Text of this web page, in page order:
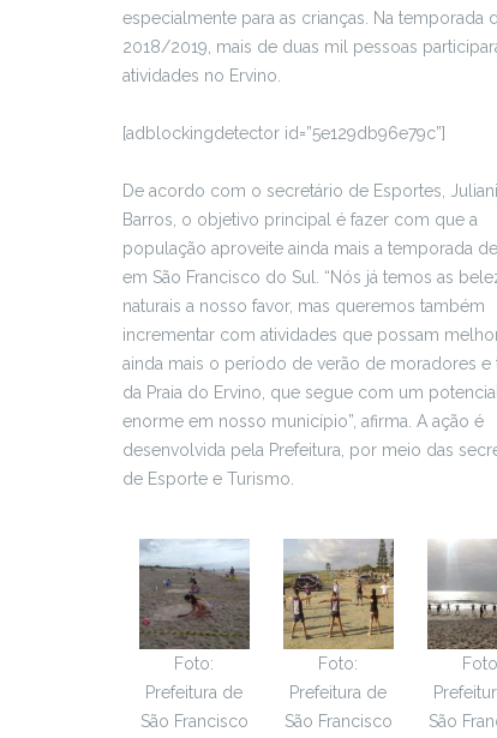
especialmente para as crianças. Na temporada
2018/2019, mais de duas mil pessoas
atividades no Ervino.
[adblockingdetector id=”5e129db96e79c”]
De acordo com o secretário de Esportes,
Barros, o objetivo principal é fazer com que a
população aproveite ainda mais a temporada
em São Francisco do Sul. “Nós já temos as
naturais a nosso favor, mas queremos também
incrementar com atividades que possam
ainda mais o período de verão de moradores e
da Praia do Ervino, que segue com um potencial
enorme em nosso município”, afirma. A ação é
desenvolvida pela Prefeitura, por meio das
de Esporte e Turismo.
Foto:
Prefeitura de
São Francisco
Foto:
Prefeitura de
São Francisco
São